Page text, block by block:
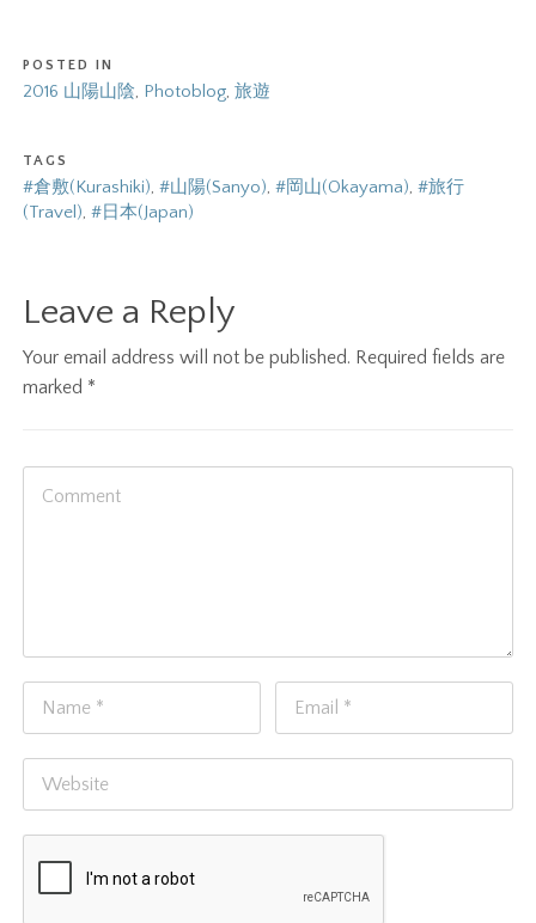
POSTED IN
2016 山陽山陰, Photoblog,旅遊
TAGS
#倉敷(Kurashiki),#山陽(Sanyo),#岡山(Okayama),#旅行
(Travel),#日本(Japan)
Leave a Reply
Your email address will not be published. Required fields are
marked *